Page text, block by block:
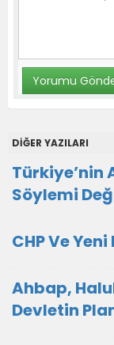
DİĞER YAZILARI
Türkiye’nin
Söylemi
CHP Ve
Ahbap,
Devletin